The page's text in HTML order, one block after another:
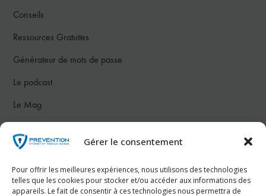
Gérer le consentement
Pour offrir les meilleures expériences, nous utilisons des technologies
telles que les cookies pour stocker et/ou accéder aux informations des
appareils. Le fait de consentir à ces technologies nous permettra de
Conseils
Ressources Gratuites
Générateur de mots de passe
Le podcast
Le Mag
Nous contacter